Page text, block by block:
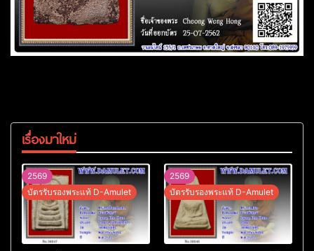
เรื่องมาใหม่
2569
บัตรรับรองพระแท้ D-Amulet
2569
บัตรรับรองพระแท้ D-Amulet